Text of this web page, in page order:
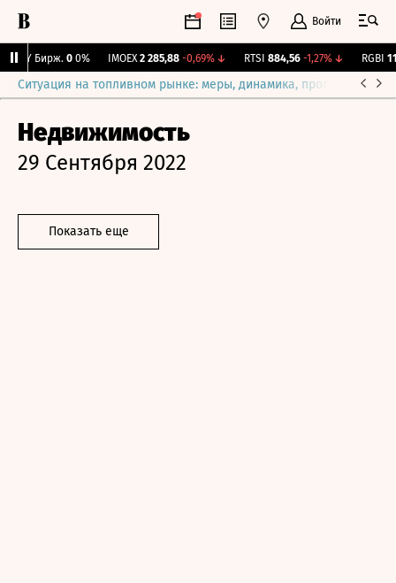
Войти
CNY Бирж. 0 0% IMOEX 2 285,88 -0,69%↓ RTSI 884,56 -1,27%↓ RGBI
Ситуация на топливном рынке: меры, динамика, прогнозы
Недвижимость
29 Сентября 2022
Показать еще